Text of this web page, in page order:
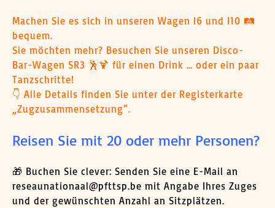
Machen Sie es sich in unseren Wagen I6 und I10 🛤️
bequem.
Sie möchten mehr? Besuchen Sie unseren Disco-
Bar-Wagen SR3 🕺🍹 für einen Drink … oder ein paar
Tanzschritte!
👇 Alle Details finden Sie unter der Registerkarte
„Zugzusammensetzung”.
Reisen Sie mit 20 oder mehr Personen?
🎁 Buchen Sie clever: Senden Sie eine E-Mail an
reseaunationaal@pfttsp.be mit Angabe Ihres Zuges
und der gewünschten Anzahl an Sitzplätzen.